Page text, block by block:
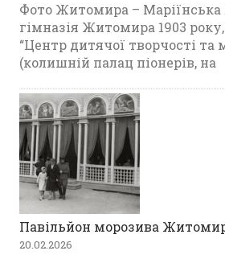
Фото Житомира – Маріїнська
гімназія Житомира 1903
“Центр дитячої творчості та
(колишній палац піонерів, на
Павільйон морозива
20.02.2026